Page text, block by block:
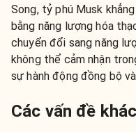
Song, tỷ phú Musk
bằng năng lượng hóa
chuyển đổi sang năng
không thể cảm nhận
sự hành động đồng bộ
Các vấn đề khác